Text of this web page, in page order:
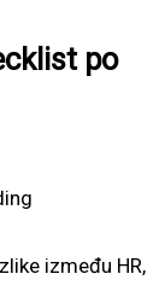
po
između HR,